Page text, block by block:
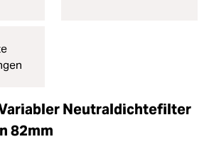
Neutraldichtefilter
82mm